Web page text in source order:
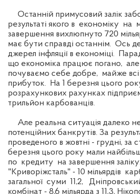
Останній примусовий залік
результаті якого в економіку на
завершення вихлюпнуто 720
має бути справді останнім. Ось
джерел інфляції в економіці.
що економіка працює погано, але
почуваємо себе добре, майже
прибуток. На 1 березня цього
розрахункових рахунках
трильйон карбованців.
Але реальна ситуація далеко
потенційних банкрутів. За
проведеного в жовтні - грудні, за
березня цього року мали
по кредиту на завершення
"Криворіжсталь" - 10 мільярдів
загальної суми 11,2,
комбінат - 8,6 мільярда з 11,3,